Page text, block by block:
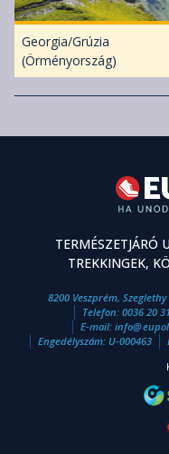
Georgia/Grúzia
(Örményország)
TERMÉSZETJÁRÓ
TREKKINGEK,
8200 Veszprém, Szeglethy
Telefon: 0036 20
E-mail: info@
Engedélyszám: U-000463